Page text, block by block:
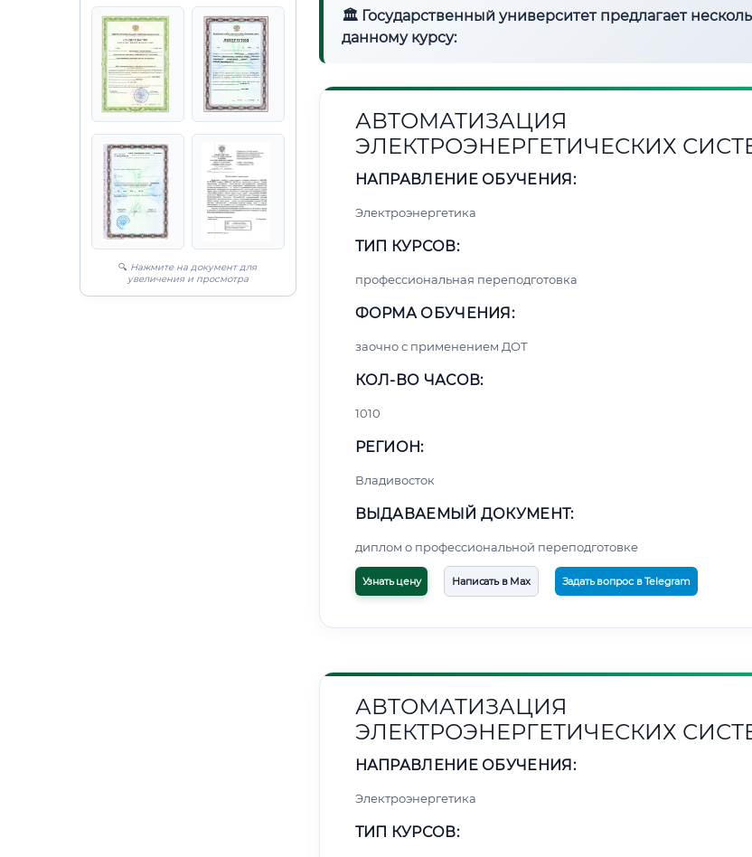
🔍 Нажмите на документ для
увеличения и просмотра
🏛 Государственный университет предлагает
данному курсу:
АВТОМАТИЗАЦИЯ
ЭЛЕКТРОЭНЕРГЕТИЧЕСКИХ
НАПРАВЛЕНИЕ ОБУЧЕНИЯ:
Электроэнергетика
ТИП КУРСОВ:
профессиональная переподготовка
ФОРМА ОБУЧЕНИЯ:
заочно с применением ДОТ
КОЛ-ВО ЧАСОВ:
1010
РЕГИОН:
Владивосток
ВЫДАВАЕМЫЙ ДОКУМЕНТ:
диплом о профессиональной переподготовке
Узнать цену Написать в Max Задать вопрос в Telegram
АВТОМАТИЗАЦИЯ
ЭЛЕКТРОЭНЕРГЕТИЧЕСКИХ
НАПРАВЛЕНИЕ ОБУЧЕНИЯ:
Электроэнергетика
ТИП КУРСОВ: